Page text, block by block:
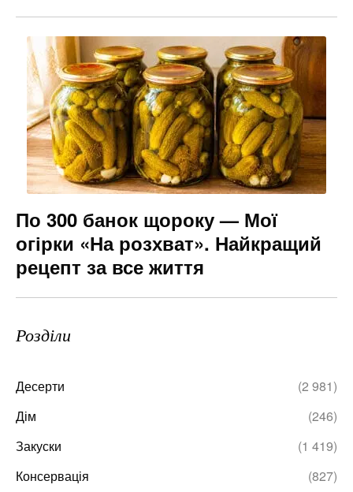
По 300 банок щороку — Мої
огірки «На розхват». Найкращий
рецепт за все життя
Розділи
Десерти
(2 981)
Дім
(246)
Закуски
(1 419)
Консервація
(827)